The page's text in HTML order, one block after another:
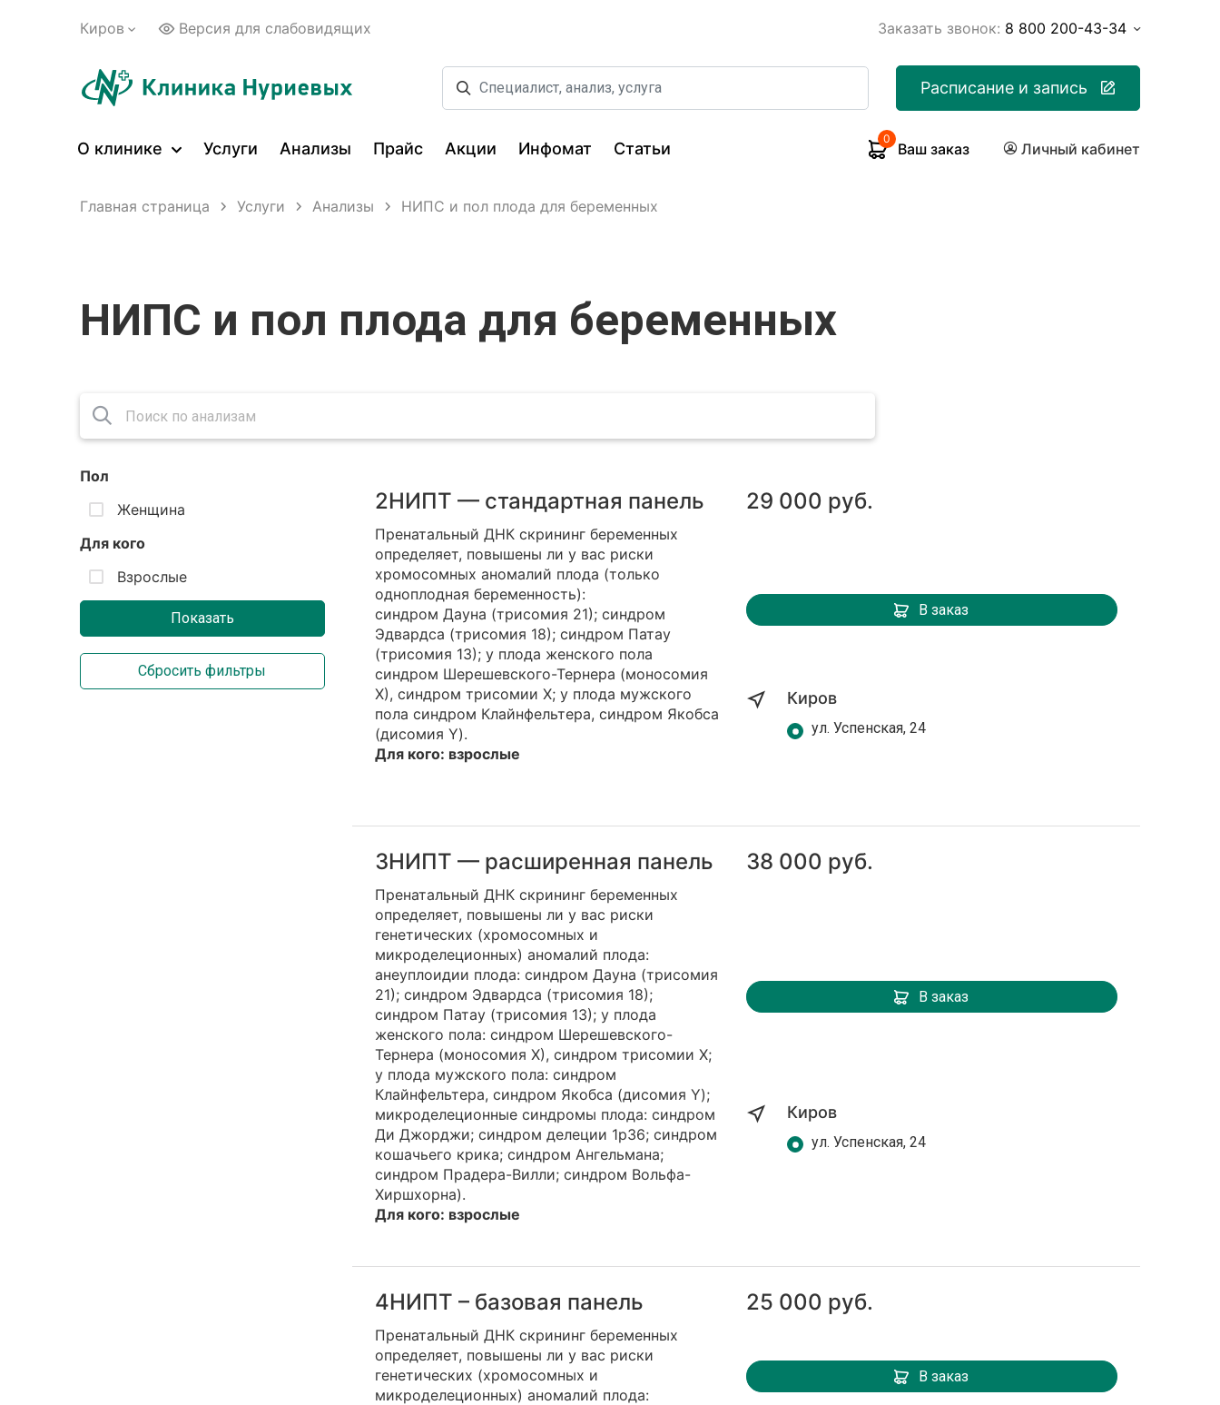
Киров Версия для слабовидящих Заказать звонок: 8 800 200-43-34
Расписание и запись
О клинике Услуги Анализы Прайс Акции Инфомат Статьи
0
Ваш заказ Личный кабинет
Главная страница Услуги Анализы НИПС и пол плода для беременных
НИПС и пол плода для беременных
Пол
Женщина
Для кого
Взрослые
2НИПТ — стандартная панель
Пренатальный ДНК скрининг беременных
определяет, повышены ли у вас риски
хромосомных аномалий плода (только
одноплодная беременность):
синдром Дауна (трисомия 21); синдром
Эдвардса (трисомия 18); синдром Патау
(трисомия 13); у плода женского пола
синдром Шерешевского-Тернера (моносомия
Х), синдром трисомии Х; у плода мужского
пола синдром Клайнфельтера, синдром Якобса
(дисомия Y).
Для кого: взрослые
29 000 руб.
В заказ
Киров
ул. Успенская, 24
3НИПТ — расширенная панель
Пренатальный ДНК скрининг беременных
определяет, повышены ли у вас риски
генетических (хромосомных и
микроделеционных) аномалий плода:
анеуплоидии плода: синдром Дауна (трисомия
21); синдром Эдвардса (трисомия 18);
синдром Патау (трисомия 13); у плода
женского пола: синдром Шерешевского-
Тернера (моносомия Х), синдром трисомии Х;
у плода мужского пола: синдром
Клайнфельтера, синдром Якобса (дисомия Y);
микроделеционные синдромы плода: синдром
Ди Джорджи; синдром делеции 1p36; синдром
кошачьего крика; синдром Ангельмана;
синдром Прадера-Вилли; синдром Вольфа-
Хиршхорна).
Для кого: взрослые
38 000 руб.
В заказ
Киров
ул. Успенская, 24
4НИПТ – базовая панель
Пренатальный ДНК скрининг беременных
определяет, повышены ли у вас риски
генетических (хромосомных и
микроделеционных) аномалий плода:
25 000 руб.
В заказ